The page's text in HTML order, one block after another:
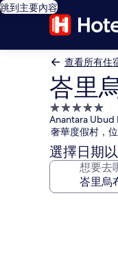
跳到主要內容
查看所有住
峇里
5.0
星
級
住
宿
Anantara Ubud
奢華度假村，
選擇日期
想要去